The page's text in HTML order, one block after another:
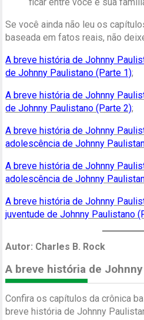
Se você ainda não leu os
baseada em fatos reais, não
A breve história de Johnny
de Johnny Paulistano (Parte 1);
A breve história de Johnny
de Johnny Paulistano (Parte 2);
A breve história de Johnny
adolescência de Johnny
A breve história de Johnny
adolescência de Johnny
A breve história de Johnny
juventude de Johnny Paulistano
Autor: Charles B. Rock
A breve história de
Confira os capítulos da crônica
breve história de Johnny